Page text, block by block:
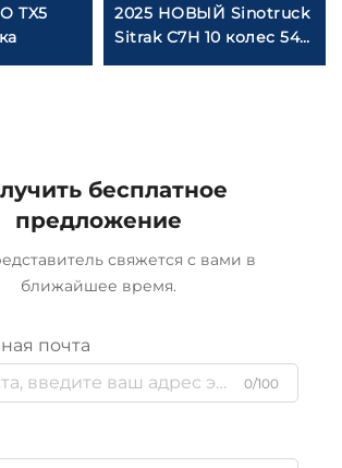
TX5
2025 НОВЫЙ Sinotruck
Sitrak C7H 10 колес 540
л.с. Левосторонний
бесплатное
предложение
свяжется с вами в
ближайшее время.
почта
0/100